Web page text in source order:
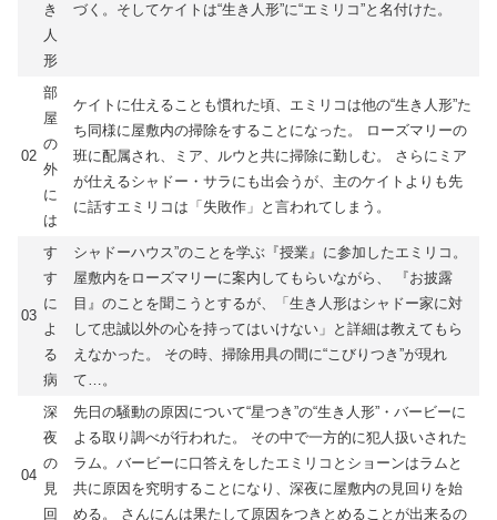
き
人
形
づく。そしてケイトは“生き人形”に“エミリコ”と名付けた。
02
部
屋
の
外
に
は
ケイトに仕えることも慣れた頃、エミリコは他の“生き人形”た
ち同様に屋敷内の掃除をすることになった。 ローズマリーの
班に配属され、ミア、ルウと共に掃除に勤しむ。 さらにミア
が仕えるシャドー・サラにも出会うが、主のケイトよりも先
に話すエミリコは「失敗作」と言われてしまう。
03
す
す
に
よ
る
病
シャドーハウス”のことを学ぶ『授業』に参加したエミリコ。
屋敷内をローズマリーに案内してもらいながら、 『お披露
目』のことを聞こうとするが、「生き人形はシャドー家に対
して忠誠以外の心を持ってはいけない」と詳細は教えてもら
えなかった。 その時、掃除用具の間に“こびりつき”が現れ
て…。
04
深
夜
の
見
回
先日の騒動の原因について“星つき”の“生き人形”・バービーに
よる取り調べが行われた。 その中で一方的に犯人扱いされた
ラム。バービーに口答えをしたエミリコとショーンはラムと
共に原因を究明することになり、深夜に屋敷内の見回りを始
める。 さんにんは果たして原因をつきとめることが出来るの